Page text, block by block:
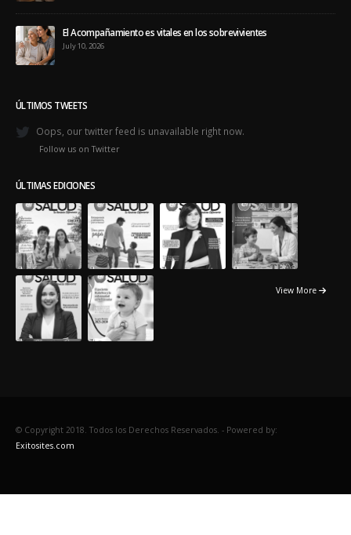
El Acompañamiento es vitales en los sobrevivientes
July 10, 2026
ÚLTIMOS TWEETS
Oops, our twitter feed is unavailable right now.
Follow us on Twitter
ÚLTIMAS EDICIONES
View More
© Copyright 2018. Todos los Derechos Reservados. - Powered by:
Exitosites.com